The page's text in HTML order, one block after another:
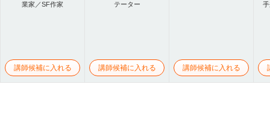
業家／SF作家
講師候補に入れる
テーター
講師候補に入れる 講師候補に入れる